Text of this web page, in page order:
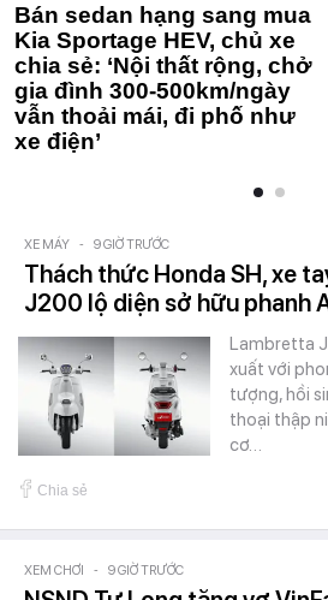
Bán sedan hạng sang mua
Kia Sportage HEV, chủ xe
chia sẻ: ‘Nội thất rộng, chở
gia đình 300-500km/ngày
vẫn thoải mái, đi phố như
xe điện’
XE MÁY - 9 GIỜ TRƯỚC
Thách thức Honda SH, xe
J200 lộ diện sở hữu phanh
Lambretta
xuất với
tượng, hồi
thoại thập
cơ…
Chia sẻ
XEM CHƠI - 9 GIỜ TRƯỚC